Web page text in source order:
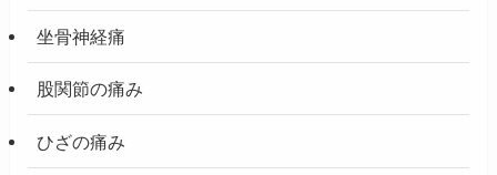
坐骨神経痛
股関節の痛み
ひざの痛み